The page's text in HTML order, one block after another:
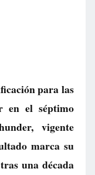
para las
en el séptimo
vigente
marca su
una década